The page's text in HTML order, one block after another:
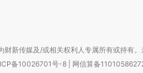
财新传媒及/或相关权利人专属所有或持有
备10026701号-8 网信算备